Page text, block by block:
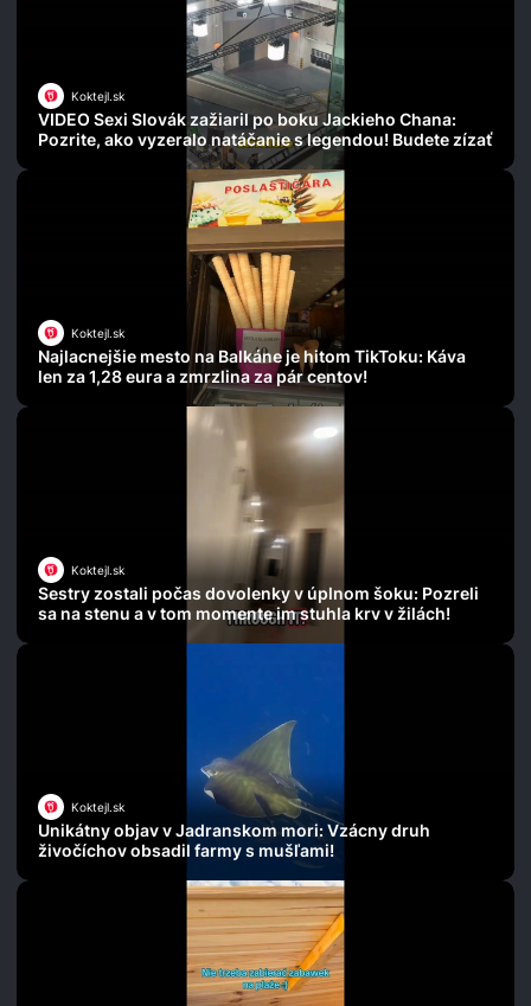
Koktejl.sk
VIDEO Sexi Slovák zažiaril po boku Jackieho Chana:
Pozrite, ako vyzeralo natáčanie s legendou! Budete zízať
Koktejl.sk
Najlacnejšie mesto na Balkáne je hitom TikToku: Káva
len za 1,28 eura a zmrzlina za pár centov!
Koktejl.sk
Sestry zostali počas dovolenky v úplnom šoku: Pozreli
sa na stenu a v tom momente im stuhla krv v žilách!
Koktejl.sk
Unikátny objav v Jadranskom mori: Vzácny druh
živočíchov obsadil farmy s mušľami!